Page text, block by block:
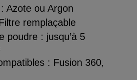
Azote ou Argon
remplaçable
poudre : jusqu’à 5
: Fusion 360,